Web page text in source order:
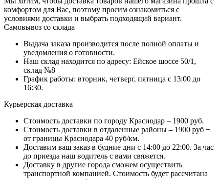
комфортом для Вас, поэтому просим ознакомиться с
условиями доставки и выбрать подходящий вариант.
Самовывоз со склада
Выдача заказа производится после полной оплаты и
уведомления о готовности.
Наш склад находится по адресу: Ейское шоссе 50/1,
склад №8
График работы: вторник, четверг, пятница с 13:00 до
16:30.
Курьерская доставка
Стоимость доставки по городу Краснодар – 1900 руб.
Стоимость доставки в отдаленные районы – 1900 руб +
от границы Краснодара 40 руб/км.
Доставим ваш заказ в будние дни с 14:00 до 22:00. За час
до приезда наш водитель с вами свяжется.
Доставку в другие города сможем осуществить
транспортной компанией. Стоимость будет рассчитана